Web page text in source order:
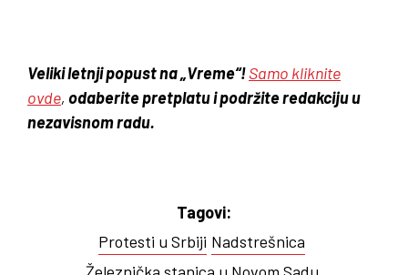
Veliki letnji popust na „Vreme“!Samo kliknite
ovde, odaberite pretplatu i podržite redakciju u
nezavisnom radu.
Tagovi:
Protesti u Srbiji Nadstrešnica